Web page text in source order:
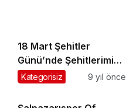
18 Mart Şehitler
Günü’nde Şehitlerimizi
saygıyla andık
Kategorisiz 9 yıl önce